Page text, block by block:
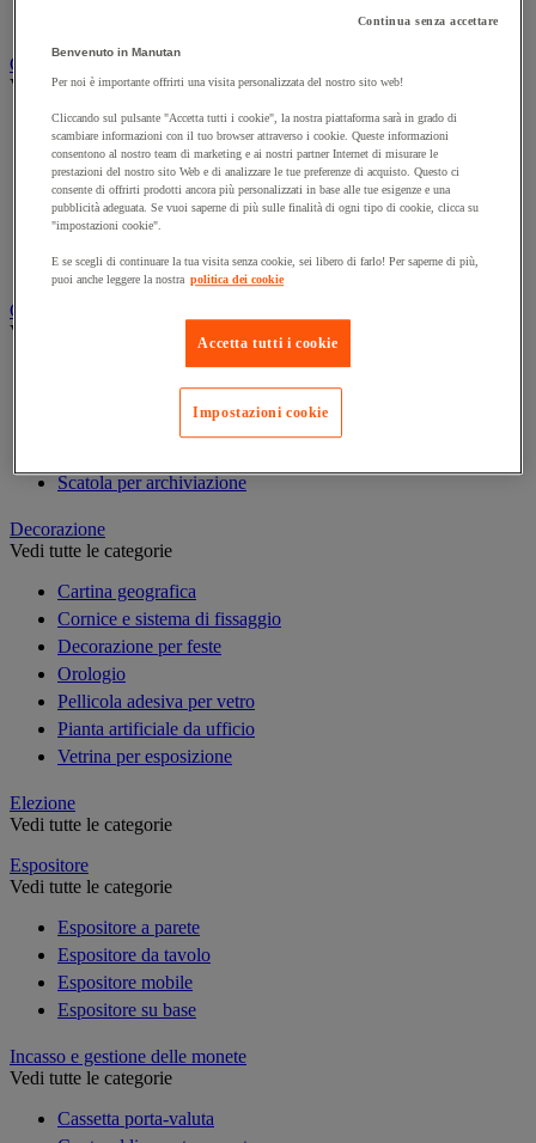
Strumenti per proiezione e videoproiezione
Cancelleria e forniture per ufficio
Vedi tutte le categorie
Agenda, calendario e sottomano
Busta e smistamento della posta
Carta, scheda Bristol e biglietto da visita
Piccole forniture
Quaderno, blocco note e Post-it®
Scrittura
Classificazione e archiviazione
Vedi tutte le categorie
Accessori per classificazione per l'ufficio
Cartellina e separatore
Scatola per archiviazione
Decorazione
Vedi tutte le categorie
Cartina geografica
Cornice e sistema di fissaggio
Decorazione per feste
Orologio
Pellicola adesiva per vetro
Pianta artificiale da ufficio
Vetrina per esposizione
Elezione
Vedi tutte le categorie
Espositore
Vedi tutte le categorie
Espositore a parete
Espositore da tavolo
Espositore mobile
Espositore su base
Incasso e gestione delle monete
Vedi tutte le categorie
Cassetta porta-valuta
Continua senza accettare
Benvenuto in Manutan
Per noi è importante offrirti una visita personalizzata del nostro sito web!
Cliccando sul pulsante "Accetta tutti i cookie", la nostra piattaforma sarà in grado di
scambiare informazioni con il tuo browser attraverso i cookie. Queste informazioni
consentono al nostro team di marketing e ai nostri partner Internet di misurare le
prestazioni del nostro sito Web e di analizzare le tue preferenze di acquisto. Questo ci
consente di offrirti prodotti ancora più personalizzati in base alle tue esigenze e una
pubblicità adeguata. Se vuoi saperne di più sulle finalità di ogni tipo di cookie, clicca su
"impostazioni cookie".
E se scegli di continuare la tua visita senza cookie, sei libero di farlo! Per saperne di più,
puoi anche leggere la nostra politica dei cookie
Accetta tutti i cookie
Impostazioni cookie